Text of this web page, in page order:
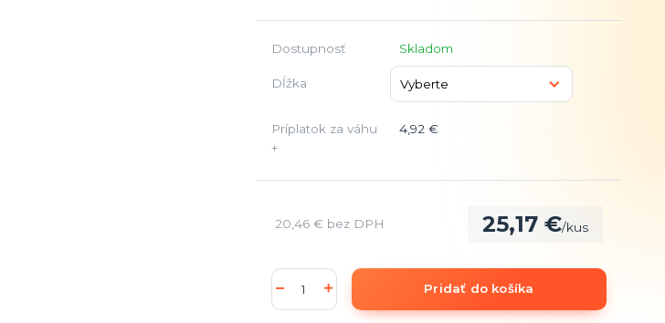
Dostupnosť Skladom
Dĺžka
Príplatok za váhu
+
4,92 €
25,17 €/kus
20,46 € bez DPH
Pridať do košíka